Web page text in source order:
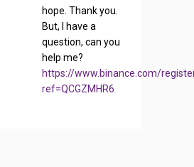
hope. Thank you.
But, I have a
question, can you
help me?
https://www.binance.com/
ref=QCGZMHR6